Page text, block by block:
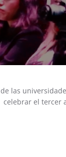
las
celebrar el tercer